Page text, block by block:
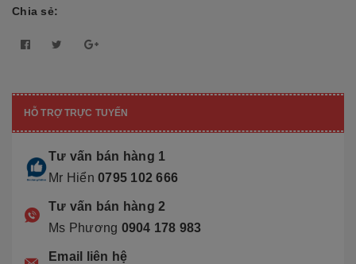
Chia sẻ:
HỖ TRỢ TRỰC TUYẾN
Tư vấn bán hàng 1
Mr Hiển 0795 102 666
Tư vấn bán hàng 2
Ms Phương 0904 178 983
Email liên hệ